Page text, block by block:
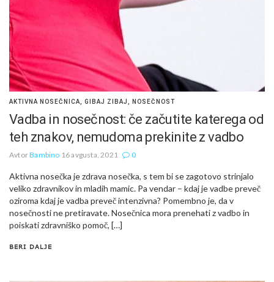
AKTIVNA NOSEČNICA GIBAJ ZIBAJ NOSEČNOST
Vadba in nosečnost: če začutite katerega od
teh znakov, nemudoma prekinite z vadbo
AvtorBambino 16 avgusta, 2021 0
Aktivna nosečka je zdrava nosečka, s tem bi se zagotovo strinjalo
veliko zdravnikov in mladih mamic. Pa vendar – kdaj je vadbe preveč
oziroma kdaj je vadba preveč intenzivna? Pomembno je, da v
nosečnosti ne pretiravate. Nosečnica mora prenehati z vadbo in
poiskati zdravniško pomoč, […]
BERI DALJE